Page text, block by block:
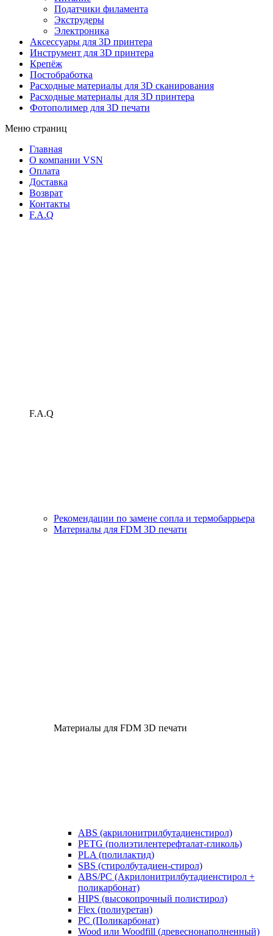
Податчики филамента
Экструдеры
Электроника
Аксессуары для 3D принтера
Инструмент для 3D принтера
Крепёж
Постобработка
Расходные материалы для 3D сканирования
Расходные материалы для 3D принтера
Фотополимер для 3D печати
Меню страниц
Главная
О компании VSN
Оплата
Доставка
Возврат
Контакты
F.A.Q
F.A.Q
Рекомендации по замене сопла и термобаррьера
Материалы для FDM 3D печати
Материалы для FDM 3D печати
ABS (акрилонитрилбутадиенстирол)
PETG (полиэтилентерефталат-гликоль)
PLA (полилактид)
SBS (стиролбутадиен-стирол)
ABS/PC (Акрилонитрилбутадиенстирол +
поликарбонат)
HIPS (высокопрочный полистирол)
Flex (полиуретан)
​PC (Поликарбонат)
​Wood или Woodfill (древеснонаполненный)